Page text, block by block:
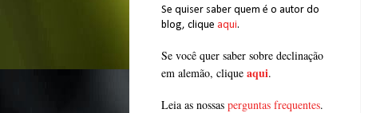
Se quiser saber quem é o autor do
blog, clique aqui.
Se você quer saber sobre declinação
em alemão, clique aqui.
Leia as nossas perguntas frequentes.